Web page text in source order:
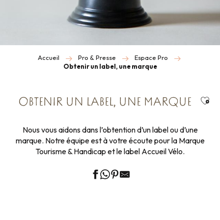
Accueil Pro & Presse
Espace Pro
Obtenir un label, une marque
OBTENIR UN LABEL, UNE MARQUE
Nous vous aidons dans l’obtention d’un label ou d’une
marque. Notre équipe est à votre écoute pour la Marque
Tourisme & Handicap et le label Accueil Vélo.